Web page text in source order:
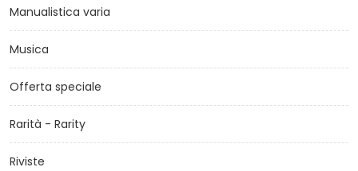
Manualistica varia
Musica
Offerta speciale
Rarità - Rarity
Riviste